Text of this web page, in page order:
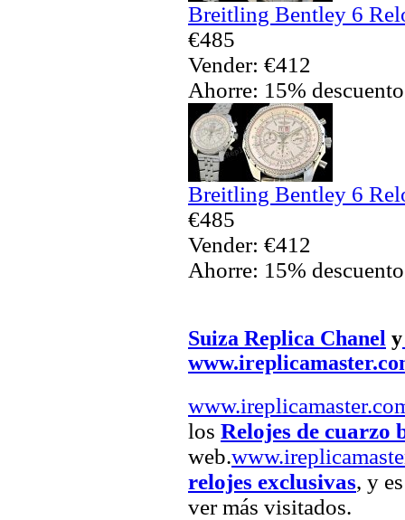
Breitling Bentley 6
€485
Vender: €412
Ahorre: 15% descuento
Breitling Bentley 6
€485
Vender: €412
Ahorre: 15% descuento
Suiza Replica Chanel y
los Relojes de cuarzo
web.
relojes exclusivas, y
ver más visitados.